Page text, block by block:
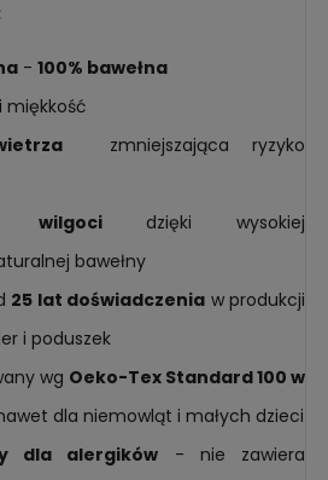
- 100% bawełna
miękkość
zmniejszająca ryzyko
wilgocidzięki wysokiej
bawełny
25 lat doświadczenia w produkcji
i poduszek
wg Oeko-Tex Standard 100 w
dla niemowląt i małych dzieci
dla alergików - nie zawiera